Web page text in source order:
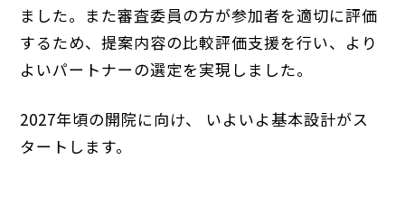
ました。また審査委員の方が参加者を適切に評価
するため、提案内容の比較評価支援を行い、より
よいパートナーの選定を実現しました。
2027年頃の開院に向け、 いよいよ基本設計がス
タートします。